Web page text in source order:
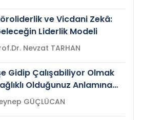
ve Vicdani Zekâ:
Liderlik Modeli
Prof.Dr. Nevzat TARHAN
Gidip Çalışabiliyor Olmak
Olduğunuz Anlamına
mi?Zeynep GÜÇLÜCAN